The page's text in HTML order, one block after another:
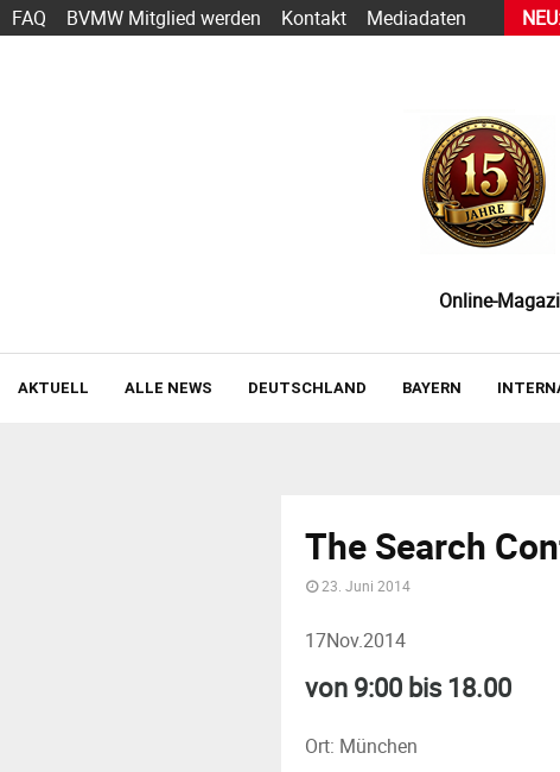
FAQ BVMW Mitglied werden Kontakt Mediadaten
heute schon funktioniert — und wie der Einstieg gelingt
Online-
AKTUELL ALLE NEWS DEUTSCHLAND BAYERN
The Search
23. Juni 2014
17Nov.2014
von 9:00 bis 18.00
Ort: München